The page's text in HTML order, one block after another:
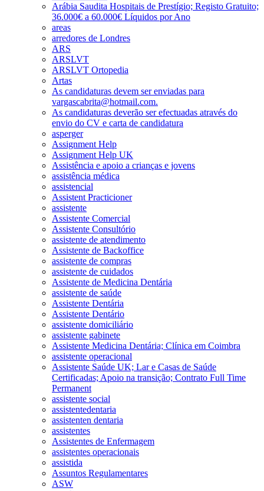
Arábia Saudita Hospitais de Prestígio; Registo Gratuito;
36.000€ a 60.000€ Líquidos por Ano
areas
arredores de Londres
ARS
ARSLVT
ARSLVT Ortopedia
Artas
As candidaturas devem ser enviadas para
vargascabrita@hotmail.com.
As candidaturas deverão ser efectuadas através do
envio do CV e carta de candidatura
asperger
Assignment Help
Assignment Help UK
Assistência e apoio a crianças e jovens
assistência médica
assistencial
Assistent Practicioner
assistente
Assistente Comercial
Assistente Consultório
assistente de atendimento
Assistente de Backoffice
assistente de compras
assistente de cuidados
Assistente de Medicina Dentária
assistente de saúde
Assistente Dentária
Assistente Dentário
assistente domiciliário
assistente gabinete
Assistente Medicina Dentária; Clínica em Coimbra
assistente operacional
Assistente Saúde UK; Lar e Casas de Saúde
Certificadas; Apoio na transição; Contrato Full Time
Permanent
assistente social
assistentedentaria
assistenten dentaria
assistentes
Assistentes de Enfermagem
assistentes operacionais
assistida
Assuntos Regulamentares
ASW